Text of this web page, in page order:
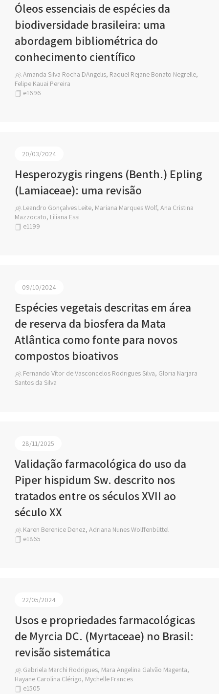
Óleos essenciais de espécies da
biodiversidade brasileira: uma
abordagem bibliométrica do
conhecimento científico
Amanda Silva Rocha DAngelis, Raquel Rejane Bonato Negrelle,
Felipe Kauai Pereira
e1696
20/03/2024
Hesperozygis ringens (Benth.) Epling
(Lamiaceae): uma revisão
Leandro Gonçalves Leite, Mariana Marques Wolf, Ana Cristina
Mazzocato, Liliana Essi
e1199
09/10/2024
Espécies vegetais descritas em área
de reserva da biosfera da Mata
Atlântica como fonte para novos
compostos bioativos
Fernando Vítor de Vasconcelos Rodrigues Silva, Gloria Narjara
Santos da Silva
28/11/2025
Validação farmacológica do uso da
Piper hispidum Sw. descrito nos
tratados entre os séculos XVII ao
século XX
Karen Berenice Denez, Adriana Nunes Wolffenbüttel
e1865
22/05/2024
Usos e propriedades farmacológicas
de Myrcia DC. (Myrtaceae) no Brasil:
revisão sistemática
Gabriela Marchi Rodrigues, Mara Angelina Galvão Magenta,
Hayane Carolina Clérigo, Mychelle Frances
e1505